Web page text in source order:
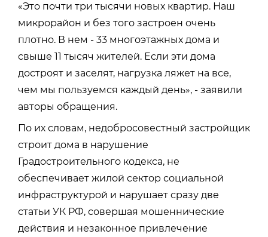
«Это почти три тысячи новых квартир. Наш
микрорайон и без того застроен очень
плотно. В нем - 33 многоэтажных дома и
свыше 11 тысяч жителей. Если эти дома
достроят и заселят, нагрузка ляжет на все,
чем мы пользуемся каждый день», - заявили
авторы обращения.
По их словам, недобросовестный застройщик
строит дома в нарушение
Градостроительного кодекса, не
обеспечивает жилой сектор социальной
инфраструктурой и нарушает сразу две
статьи УК РФ, совершая мошеннические
действия и незаконное привлечение